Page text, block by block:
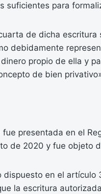
suficientes para
de dicha escritura
debidamente
propio de ella y
de bien
fue presentada en el
de 2020 y fue objeto
dispuesto en el
la escritura